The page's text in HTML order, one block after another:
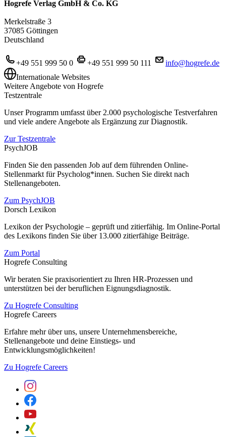
Hogrefe Verlag GmbH & Co. KG
Merkelstraße 3
37085 Göttingen
Deutschland
+49 551 999 50 0 +49 551 999 50 111
info@hogrefe.de
Internationale Websites
Weitere Angebote von Hogrefe
Testzentrale
Unser Programm umfasst über 2.000 psychologische Testverfahren
und viele andere Angebote als Ergänzung zur Diagnostik.
Zur Testzentrale
PsychJOB
Finden Sie den passenden Job auf dem führenden Online-
Stellenmarkt für Psycholog*innen. Suchen Sie direkt nach
Stellenangeboten.
Zum PsychJOB
Dorsch Lexikon
Lexikon der Psychologie – geprüft und zitierfähig. Im Online-Portal
des Lexikons finden Sie über 13.000 zitierfähige Beiträge.
Zum Portal
Hogrefe Consulting
Wir beraten Sie praxisorientiert zu Ihren HR-Prozessen und
unterstützen bei der beruflichen Eignungsdiagnostik.
Zu Hogrefe Consulting
Hogrefe Careers
Erfahre mehr über uns, unsere Unternehmensbereiche,
Stellenangebote und deine Einstiegs- und
Entwicklungsmöglichkeiten!
Zu Hogrefe Careers